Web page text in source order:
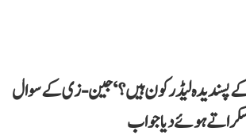
پسندیدہ لیڈر کون ہیں؟‘ جین-زی کے سوال
ہوئے دیا جواب